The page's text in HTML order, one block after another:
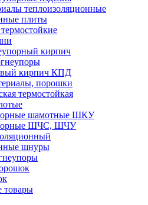
теплоизоляционные
плиты
кирпич
кирпич КПД
порошки
термостойкая
шамотные ШКУ
ШЧС, ШЧУ
шнуры
товары